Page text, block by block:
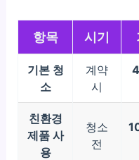
항목 시기
기본 청
소
계약
시
친환경
제품 사
용
청소
전